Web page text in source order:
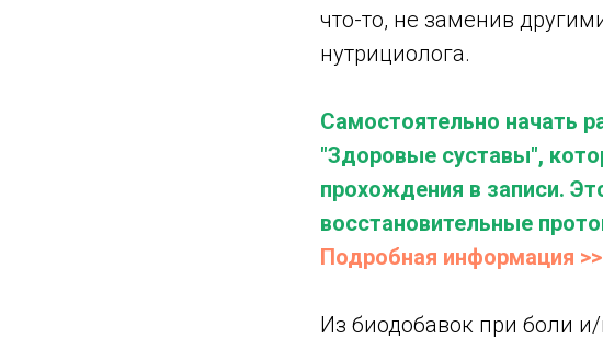
что-то, не заменив
нутрициолога.
Самостоятельно начать
"Здоровые суставы",
прохождения в записи.
восстановительные
Подробная информация >>
Из биодобавок при боли